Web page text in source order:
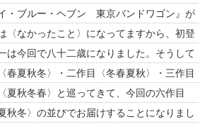
・ブルー・ヘブン 東京バンドワゴン』が
〈なかったこと〉になってますから、初登
は今回で八十二歳になりました。そうして
春夏秋冬〉・二作目〈冬春夏秋〉・三作目
夏秋冬春〉と巡ってきて、今回の六作目
秋冬〉の並びでお届けすることになりまし